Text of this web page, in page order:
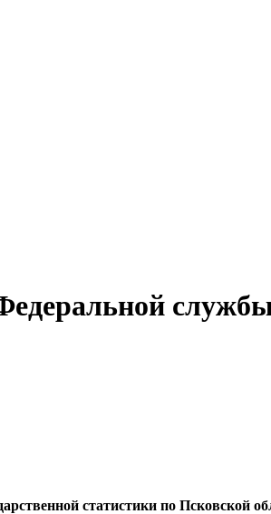
статистики по Псковской